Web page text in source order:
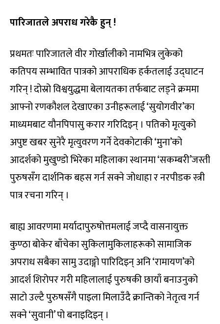
पारिजातले अपराध गरेकै हुन् !
प्रथमतः पारिजातले वीर गोर्खालीको नामभित्र लुकेको
कतिपय सम्भावित पात्रको आपराधिक हर्कतलाई उद्घाटन
गरिन् ! दोस्रो विश्वयुद्धमा बेलायतका तर्फबाट लड्ने क्रममा
आफ्नो रणकौशल देखाएका उनीहरूलाई ‘सुयोगवीर’का
माध्यमबाट यौनपिपासु करार गरिदिइन् । पतिको मृत्युको
अपुष्ट खबर सुनेरै मृत्युवरण गर्ने देवकोटाकी ‘मुना’को
आदर्शको मुखुण्डो भिरेका महिलाका स्थानमा ‘सकम्बरी’जस्ती
पुरुषसँग दार्शनिक बहस गर्न सक्ने जोधाहा र नरपीडक स्त्री
पात्र रचना गरिन् ।
बाह्य आवरणमा मर्यादापुरुषोत्तमलाई जप्दै वासनायुक्त
कुण्ठा बोकेर बाँचेका सुकिलामुकिलाहरूकोे सामाजिक
अपराध सबैका सामु उदाङ्गो पारिदिइन् अनि ‘रामायण’को
आदर्श शिरोपर गरी महिलालाई पुरुषकी छायाँ बनाउनुको
साटो उल्टै पुरुषसँगै पाइला मिलाउँदै क्रान्तिको नेतृत्व गर्न
सक्ने ‘सुवानी’ पो बनाइदिइन् ।